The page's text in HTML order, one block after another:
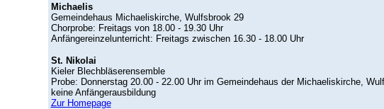
Michaelis
Gemeindehaus Michaeliskirche, Wulfsbrook 29
Chorprobe: Freitags von 18.00 - 19.30 Uhr
Anfängereinzelunterricht: Freitags zwischen 16.30 - 18.00 Uhr
St. Nikolai
Kieler Blechbläserensemble
Probe: Donnerstag 20.00 - 22.00 Uhr im Gemeindehaus der Michaeliskirche,
keine Anfängerausbildung
Zur Homepage